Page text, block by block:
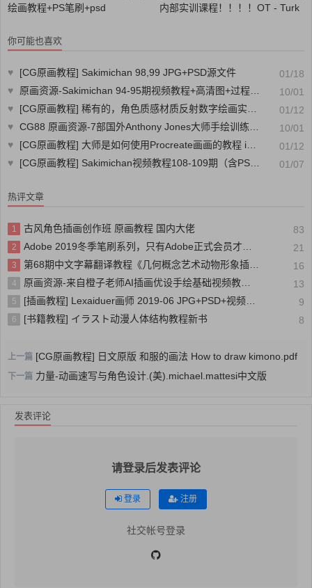
绘画教程+PS笔刷+psd
内部实训课程！！！！OT - Turk
你可能也喜欢
♥ [CG原画教程] Sakimichan 98,99 JPG+PSD源文件
01/18
♥
原画资源-Sakimichan 94-95期视频教程+高清图+过程图+PSD源文件素材杂志CG88分享
10/01
♥
[CG原画教程] 稀有的，角色质感材质反射数字绘画实例训练视频教程
01/12
♥ CG88 原画资源-7部国外Anthony Jones大师手绘训练视频教程 GUMROAD ANTHONY JONES 7 TUTORIAL COL...素材杂志CG88分享
10/01
♥
[CG原画教程] 大师是如何使用Procreate画画的教程 ipad绘画原画教程
01/12
♥
[CG原画教程] Sakimichan视频教程108-109期（含PSD 7.46G） 01/07
热评文章
1 古风角色插画创作班 原画教程 国内大佬 83
2 Adobe 2019冬季笔刷系列，只有Adobe正式会员才能拥有的笔刷 21
3 第68期中文字幕翻译教程《几何概念艺术动物形象插画绘制训练视频教程》 16
4 原画资源-来自橙子老师AI插画优设手绘基础视频教程素材杂志CG88分享 13
5 [插画教程] Lexaiduer画师 2019-06 JPG+PSD+视频+NSFW CG插画 9
6 [书籍教程] イラスト动漫人体结构教程新书 8
上一篇 [CG原画教程] 日文原版 和服的画法 How to draw kimono.pdf
下一篇 力量-动画速写与角色设计.(美).michael.mattesi中文版
发表评论
请登录后发表评论
登录 注册
社交帐号登录